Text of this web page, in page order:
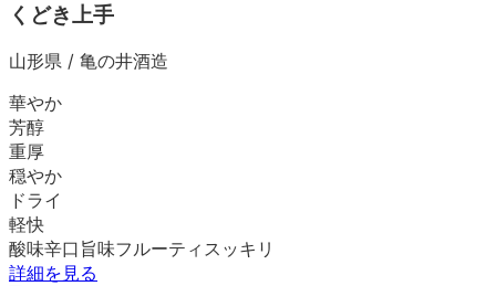
くどき上手
山形県 / 亀の井酒造
華やか
芳醇
重厚
穏やか
ドライ
軽快
酸味辛口 旨味フルーティ スッキリ
詳細を見る